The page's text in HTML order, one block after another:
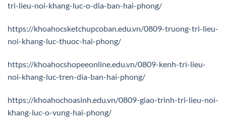
tri-lieu-noi-khang-luc-o-dia-ban-hai-phong/
https://khoahocsketchupcoban.edu.vn/0809-truong-tri-lieu-
noi-khang-luc-thuoc-hai-phong/
https://khoahocshopeeonline.edu.vn/0809-kenh-tri-lieu-
noi-khang-luc-tren-dia-ban-hai-phong/
https://khoahochoasinh.edu.vn/0809-giao-trinh-tri-lieu-noi-
khang-luc-o-vung-hai-phong/